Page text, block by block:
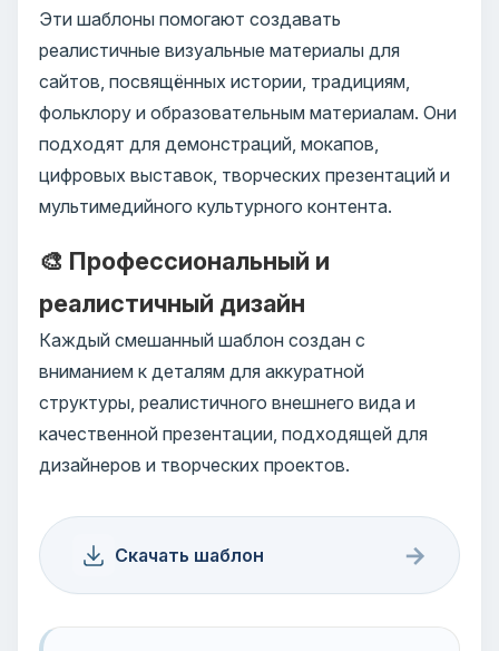
Эти шаблоны помогают создавать
реалистичные визуальные материалы для
сайтов, посвящённых истории, традициям,
фольклору и образовательным материалам. Они
подходят для демонстраций, мокапов,
цифровых выставок, творческих презентаций и
мультимедийного культурного контента.
🎨 Профессиональный и
реалистичный дизайн
Каждый смешанный шаблон создан с
вниманием к деталям для аккуратной
структуры, реалистичного внешнего вида и
качественной презентации, подходящей для
дизайнеров и творческих проектов.
Скачать шаблон →